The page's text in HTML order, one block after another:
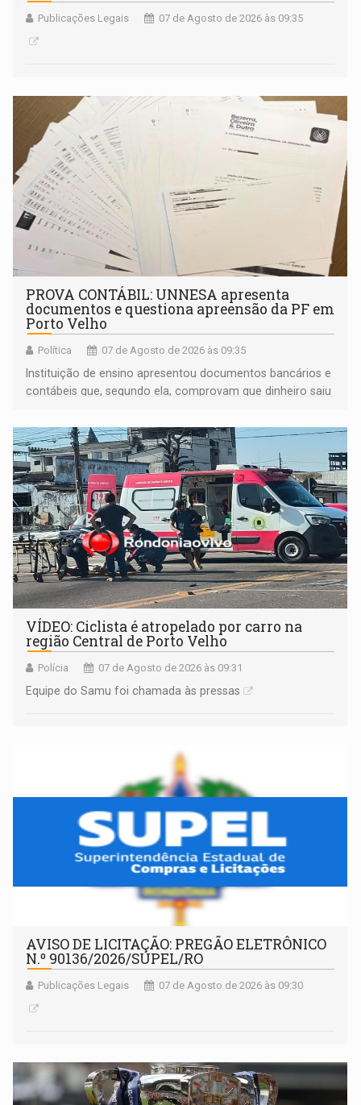
Publicações Legais 07 de Agosto de 2026 às 09:35
PROVA CONTÁBIL: UNNESA apresenta
documentos e questiona apreensão da PF em
Porto Velho
Política 07 de Agosto de 2026 às 09:35
Instituição de ensino apresentou documentos bancários e
contábeis que, segundo ela, comprovam que dinheiro saiu
apreendido quando já estava dentro da sede da entidade
— em pleno ano eleitoral em Rondônia
VÍDEO: Ciclista é atropelado por carro na
região Central de Porto Velho
Polícia 07 de Agosto de 2026 às 09:31
Equipe do Samu foi chamada às pressas
AVISO DE LICITAÇÃO: PREGÃO ELETRÔNICO
N.º 90136/2026/SUPEL/RO
Publicações Legais 07 de Agosto de 2026 às 09:30